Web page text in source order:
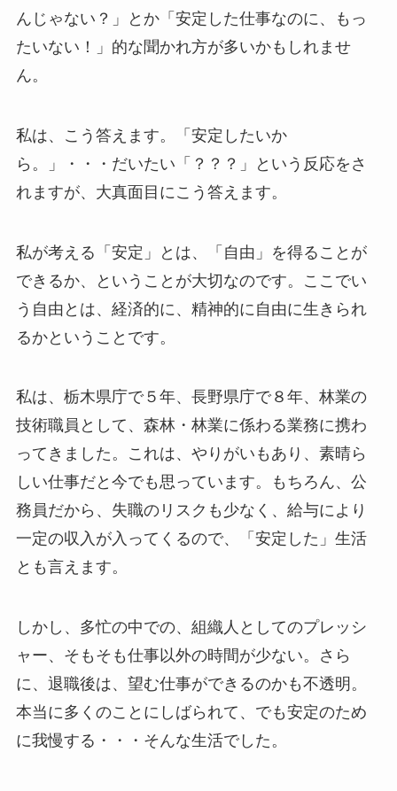
んじゃない？」とか「安定した仕事なのに、もっ
たいない！」的な聞かれ方が多いかもしれませ
ん。
私は、こう答えます。「 安定したいか
ら。
」・・・だいたい「？？？」という反応をさ
れますが、大真面目にこう答えます。
私が考える「安定」とは、「自由」を得ることが
できるか、ということが大切なのです。ここでい
う自由とは、経済的に、精神的に自由に生きられ
るかということです。
私は、栃木県庁で５年、長野県庁で８年、林業の
技術職員として、森林・林業に係わる業務に携わ
ってきました。これは、やりがいもあり、素晴ら
しい仕事だと今でも思っています。もちろん、公
務員だから、失職のリスクも少なく、給与により
一定の収入が入ってくるので、「安定した」生活
とも言えます。
しかし、多忙の中での、組織人としてのプレッシ
ャー、そもそも仕事以外の時間が少ない。さら
に、退職後は、望む仕事ができるのかも不透明。
本当に多くのことにしばられて、でも安定のため
に我慢する・・・そんな生活でした。